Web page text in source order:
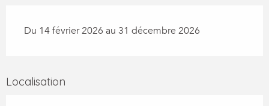
Du 14 février 2026 au 31 décembre 2026
Localisation